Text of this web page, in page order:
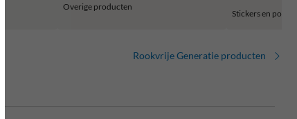
Overige producten
Stickers en
Rookvrije Generatie producten